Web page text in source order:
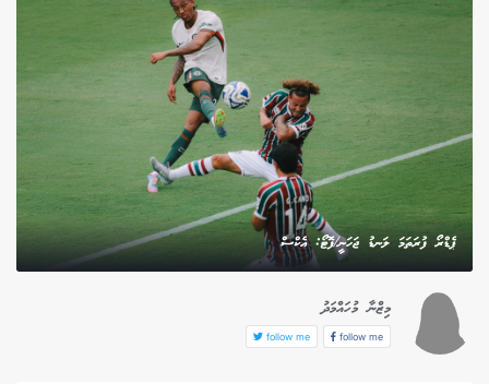
ޕެޑްރޯ ފުރަތަމަ ލަނޑު ޖަހަނީ/ފޮޓޯ: އެކްސް
މިޒްނާ މުހައްމަދު
follow me
follow me